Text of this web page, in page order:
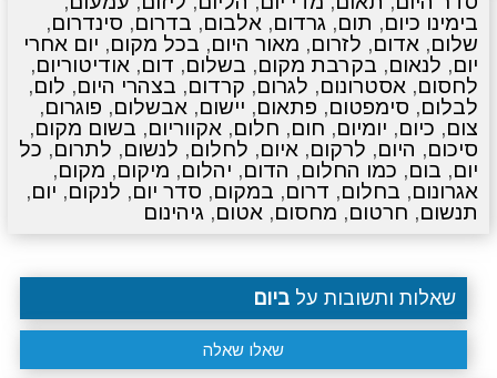
בימינו כיום, תום, גרדום, אלבום, בדרום, סינדרום,
שלום, אדום, לזרום, מאור היום, בכל מקום, יום אחרי
יום, לנאום, בקרבת מקום, בשלום, דום, אודיטוריום,
לחסום, אסטרונום, לגרום, קרדום, בצהרי היום, לום,
לבלום, סימפטום, פתאום, יישום, אבשלום, פוגרום,
צום, כיום, יומיום, חום, חלום, אקווריום, בשום מקום,
סיכום, היום, לרקום, איום, לחלום, לנשום, לתרום, כל
יום, בום, כמו החלום, הדום, יהלום, מיקום, מקום,
אגרונום, בחלום, דרום, במקום, סדר יום, לנקום, יום,
תנשום, חרטום, מחסום, אטום, גיהינום
שאלות ותשובות על ביום
שאלו שאלה